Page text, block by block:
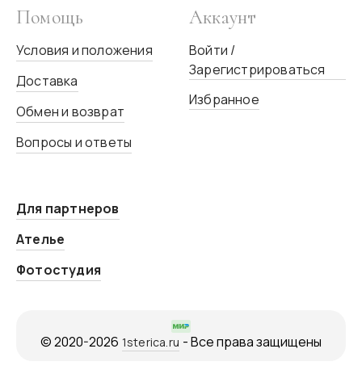
Помощь
Условия и положения
Доставка
Обмен и возврат
Вопросы и ответы
Аккаунт
Войти /
Зарегистрироваться
Избранное
Для партнеров
Ателье
Фотостудия
© 2020-2026 1sterica.ru - Все права защищены